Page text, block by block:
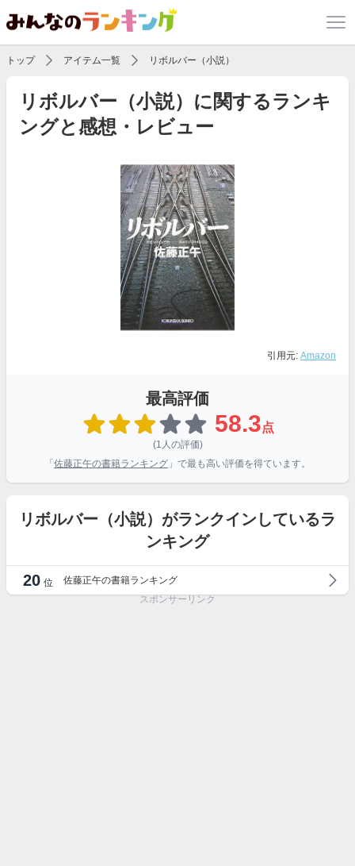
トップ アイテム一覧 リボルバー（小説）
リボルバー（小説）に関するランキ
ングと感想・レビュー
引用元: Amazon
最高評価
58.3点
(1人の評価)
「 佐藤正午の書籍ランキング 」で最も高い評価を得ています。
リボルバー（小説）がランクインしているラ
ンキング
20 位
佐藤正午の書籍ランキング
スポンサーリンク